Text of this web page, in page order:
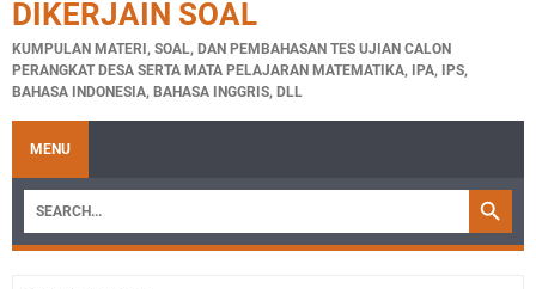
DIKERJAIN SOAL
KUMPULAN MATERI, SOAL, DAN PEMBAHASAN TES UJIAN CALON
PERANGKAT DESA SERTA MATA PELAJARAN MATEMATIKA, IPA, IPS,
BAHASA INDONESIA, BAHASA INGGRIS, DLL
MENU